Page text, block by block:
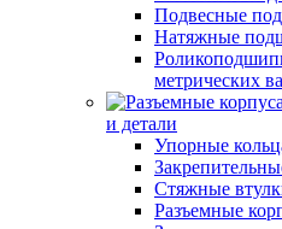
Подвесные
Натяжные
метрических
и детали
Упорные
Стяжные
Разъемные